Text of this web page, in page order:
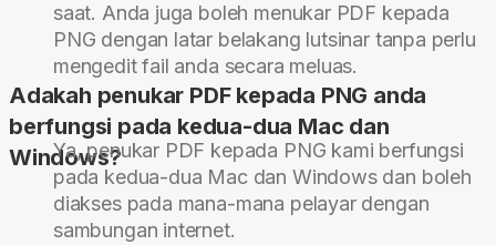
saat. Anda juga boleh menukar PDF kepada
PNG dengan latar belakang lutsinar tanpa perlu
mengedit fail anda secara meluas.
Adakah penukar PDF kepada PNG anda
berfungsi pada kedua-dua Mac dan
Windows?
Ya, penukar PDF kepada PNG kami berfungsi
pada kedua-dua Mac dan Windows dan boleh
diakses pada mana-mana pelayar dengan
sambungan internet.